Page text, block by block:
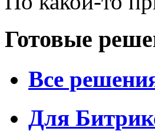
Готовые
Все
Для